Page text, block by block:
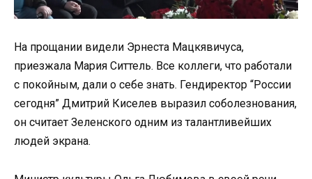
На прощании видели Эрнеста Мацкявичуса,
приезжала Мария Ситтель. Все коллеги, что работали
с покойным, дали о себе знать. Гендиректор “России
сегодня” Дмитрий Киселев выразил соболезнования,
он считает Зеленского одним из талантливейших
людей экрана.